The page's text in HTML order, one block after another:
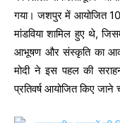
गया। जशपुर में आयोजित 10
मांडविया शामिल हुए थे,
आभूषण और संस्कृति का
मोदी ने इस पहल की
प्रतिवर्ष आयोजित किए जाने